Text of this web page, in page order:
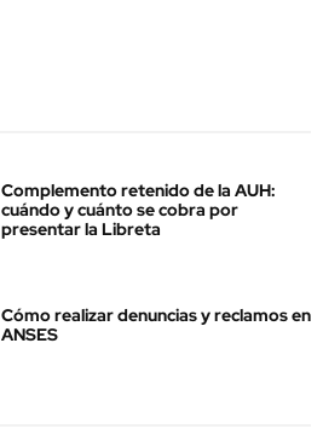
Complemento retenido de la AUH:
cuándo y cuánto se cobra por
presentar la Libreta
Cómo realizar denuncias y reclamos en
ANSES